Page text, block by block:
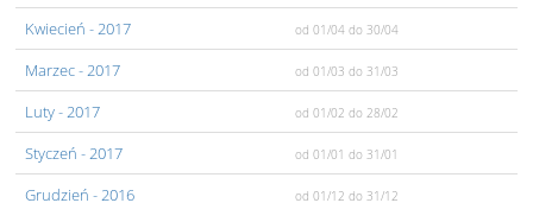
Kwiecień - 2017 od 01/04 do 30/04
Marzec- 2017 od 01/03 do 31/03
Luty- 2017 od 01/02 do 28/02
Styczeń - 2017 od 01/01 do 31/01
Grudzień - 2016 od 01/12 do 31/12